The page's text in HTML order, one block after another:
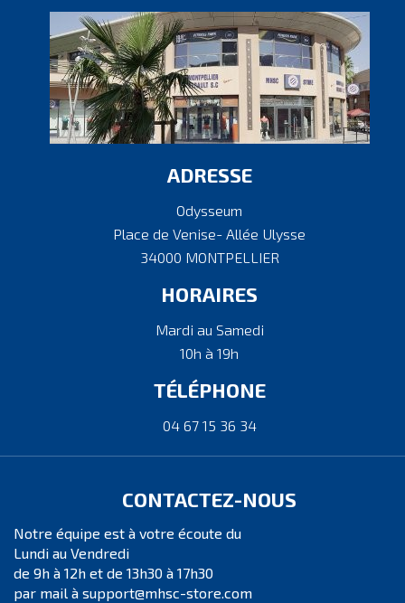
ADRESSE
Odysseum
Place de Venise- Allée Ulysse
34000 MONTPELLIER
HORAIRES
Mardi au Samedi
10h à 19h
TÉLÉPHONE
04 67 15 36 34
CONTACTEZ-NOUS
Notre équipe est à votre écoute du
Lundi au Vendredi
de 9h à 12h et de 13h30 à 17h30
par mail à support@mhsc-store.com